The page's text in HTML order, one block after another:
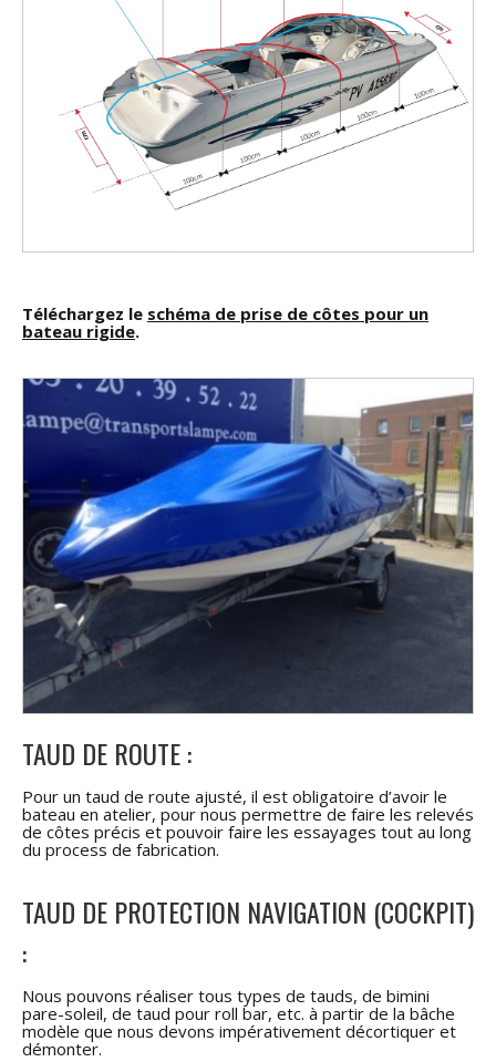
Téléchargez le schéma de prise de côtes pour un
bateau rigide.
TAUD DE ROUTE :
Pour un taud de route ajusté, il est obligatoire d’avoir le
bateau en atelier, pour nous permettre de faire les relevés
de côtes précis et pouvoir faire les essayages tout au long
du process de fabrication.
TAUD DE PROTECTION NAVIGATION (COCKPIT)
:
Nous pouvons réaliser tous types de tauds, de bimini
pare-soleil, de taud pour roll bar, etc. à partir de la bâche
modèle que nous devons impérativement décortiquer et
démonter.